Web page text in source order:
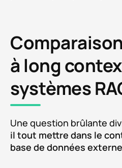
à long
systèmes
Une question brûlante
il tout mettre dans le
base de données externe